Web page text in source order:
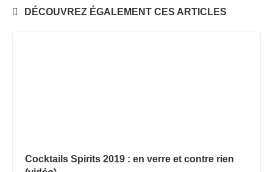
DÉCOUVREZ ÉGALEMENT CES ARTICLES
Cocktails Spirits 2019 : en verre et contre rien